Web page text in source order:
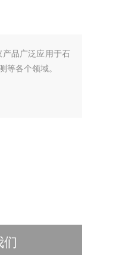
品广泛应用于石
等各个领域。
们